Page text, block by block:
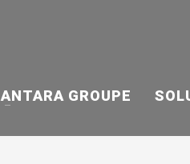
ANTARA GROUPE